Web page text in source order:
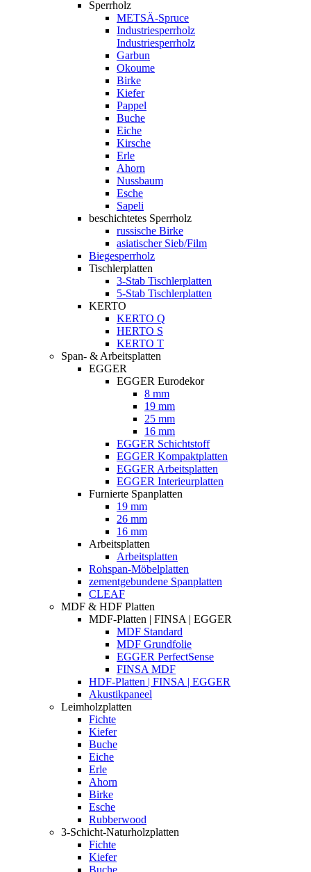
Sperrholz
METSÄ-Spruce
Industriesperrholz
Industriesperrholz
Garbun
Okoume
Birke
Kiefer
Pappel
Buche
Eiche
Kirsche
Erle
Ahorn
Nussbaum
Esche
Sapeli
beschichtetes Sperrholz
russische Birke
asiatischer Sieb/Film
Biegesperrholz
Tischlerplatten
3-Stab Tischlerplatten
5-Stab Tischlerplatten
KERTO
KERTO Q
HERTO S
KERTO T
Span- & Arbeitsplatten
EGGER
EGGER Eurodekor
8 mm
19 mm
25 mm
16 mm
EGGER Schichtstoff
EGGER Kompaktplatten
EGGER Arbeitsplatten
EGGER Interieurplatten
Furnierte Spanplatten
19 mm
26 mm
16 mm
Arbeitsplatten
Arbeitsplatten
Rohspan-Möbelplatten
zementgebundene Spanplatten
CLEAF
MDF & HDF Platten
MDF-Platten | FINSA | EGGER
MDF Standard
MDF Grundfolie
EGGER PerfectSense
FINSA MDF
HDF-Platten | FINSA | EGGER
Akustikpaneel
Leimholzplatten
Fichte
Kiefer
Buche
Eiche
Erle
Ahorn
Birke
Esche
Rubberwood
3-Schicht-Naturholzplatten
Fichte
Kiefer
Buche